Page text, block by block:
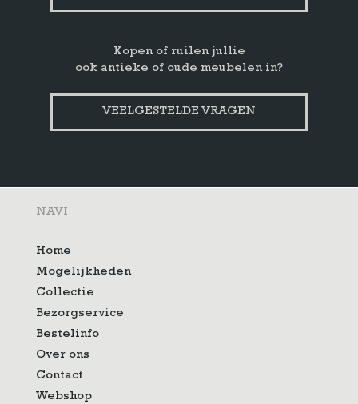
Kopen of ruilen jullie
ook antieke of oude meubelen in?
VEELGESTELDE VRAGEN
NAVI
Home
Mogelijkheden
Collectie
Bezorgservice
Bestelinfo
Over ons
Contact
Webshop